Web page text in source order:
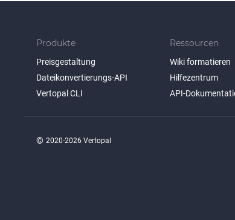
Produkte
Preisgestaltung
Dateikonvertierungs-API
Vertopal CLI
Ressourcen
Wiki formatieren
Hilfezentrum
API-
© 2020-2026 Vertopal